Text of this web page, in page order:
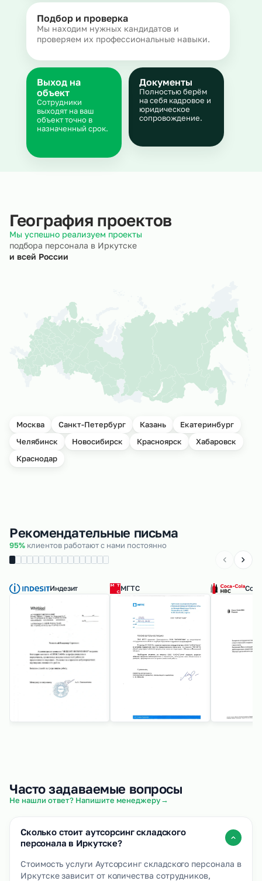
Подбор и проверка
Мы находим нужных кандидатов и
проверяем их профессиональные навыки.
Документы
Полностью берём
на себя кадровое и
юридическое
сопровождение.
Выход на
объект
Сотрудники
выходят на ваш
объект точно в
назначенный срок.
География проектов
Мы успешно реализуем проекты
подбора персонала в Иркутске
и всей России
Москва Санкт-Петербург Казань
Екатеринбург
Челябинск
Новосибирск Красноярск
Хабаровск
Краснодар
Рекомендательные письма
95% клиентов работают с нами постоянно
Индезит МГТС
Часто задаваемые вопросы
Не нашли ответ? Напишите менеджеру→
Сколько стоит аутсорсинг складского
персонала в Иркутске?
Стоимость услуги Аутсорсинг складского персонала в
Иркутске зависит от количества сотрудников,